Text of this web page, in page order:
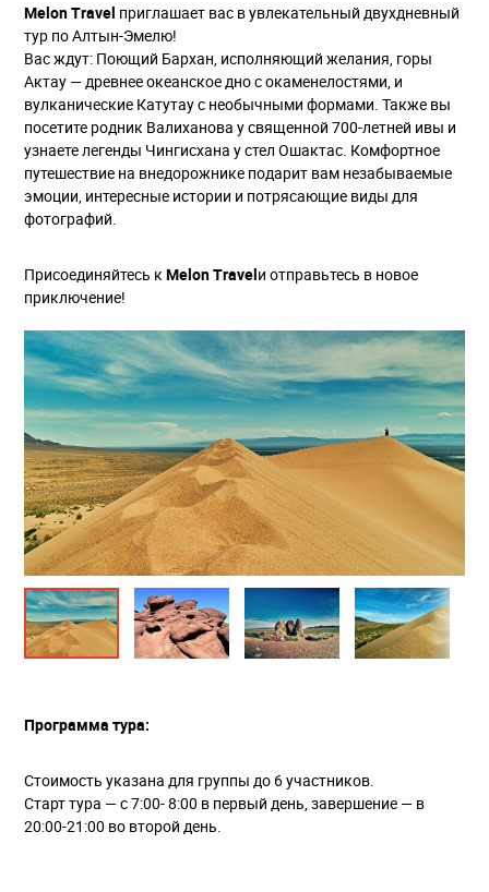
Melon Travel приглашает вас в увлекательный двухдневный
тур по Алтын-Эмелю!
Вас ждут: Поющий Бархан, исполняющий желания, горы
Актау — древнее океанское дно с окаменелостями, и
вулканические Катутау с необычными формами. Также вы
посетите родник Валиханова у священной 700-летней ивы и
узнаете легенды Чингисхана у стел Ошактас. Комфортное
путешествие на внедорожнике подарит вам незабываемые
эмоции, интересные истории и потрясающие виды для
фотографий.
Присоединяйтесь к Melon Travelи отправьтесь в новое
приключение!
Программа тура:
Стоимость указана для группы до 6 участников.
Старт тура — с 7:00- 8:00 в первый день, завершение — в
20:00-21:00 во второй день.